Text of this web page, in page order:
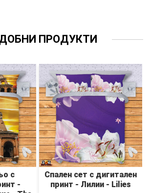
ПРОДУКТИ
с
-
Спален сет с дигитален
принт - Лилии - Lilies